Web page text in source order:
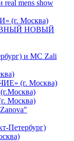
mens show
(г. Москва)
НОВЫЙ
и MC Zali
(г. Москва)
Москва)
Петербург)